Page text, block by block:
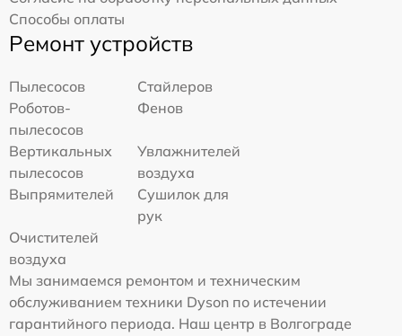
Способы оплаты
Ремонт устройств
Пылесосов
Стайлеров
Роботов-
пылесосов
Фенов
Вертикальных
пылесосов
Увлажнителей
воздуха
Выпрямителей
Сушилок для
рук
Очистителей
воздуха
Мы занимаемся ремонтом и техническим
обслуживанием техники Dyson по истечении
гарантийного периода. Наш центр в Волгограде